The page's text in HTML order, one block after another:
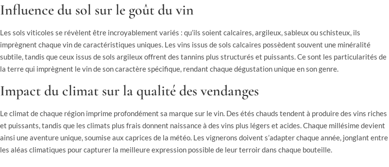
Influence du sol sur le goût du vin
Les sols viticoles se révèlent être incroyablement variés : qu’ils soient calcaires, argileux, sableux ou schisteux, ils
imprègnent chaque vin de caractéristiques uniques. Les vins issus de sols calcaires possèdent souvent une minéralité
subtile, tandis que ceux issus de sols argileux offrent des tannins plus structurés et puissants. Ce sont les particularités de
la terre qui imprègnent le vin de son caractère spécifique, rendant chaque dégustation unique en son genre.
Impact du climat sur la qualité des vendanges
Le climat de chaque région imprime profondément sa marque sur le vin. Des étés chauds tendent à produire des vins riches
et puissants, tandis que les climats plus frais donnent naissance à des vins plus légers et acides. Chaque millésime devient
ainsi une aventure unique, soumise aux caprices de la météo. Les vignerons doivent s’adapter chaque année, jonglant entre
les aléas climatiques pour capturer la meilleure expression possible de leur terroir dans chaque bouteille.